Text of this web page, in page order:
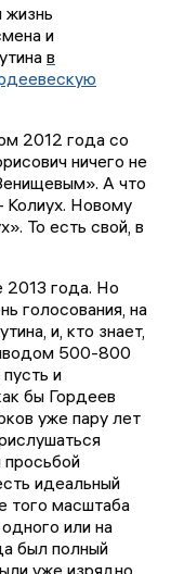
жизнь
и
в
2012 года со
ничего не
А что
Колиух. Новому
То есть свой, в
2013 года. Но
голосования, на
и, кто знает,
500-800
и
бы Гордеев
уже пару лет
просьбой
идеальный
того масштаба
или на
был полный
уже изрядно